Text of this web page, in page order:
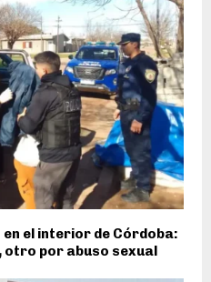
el interior de Córdoba:
otro por abuso sexual